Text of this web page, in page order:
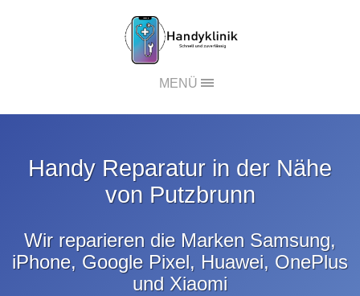
MENÜ
Handy Reparatur in der Nähe
von Putzbrunn
Wir reparieren die Marken Samsung,
iPhone, Google Pixel, Huawei, OnePlus
und Xiaomi